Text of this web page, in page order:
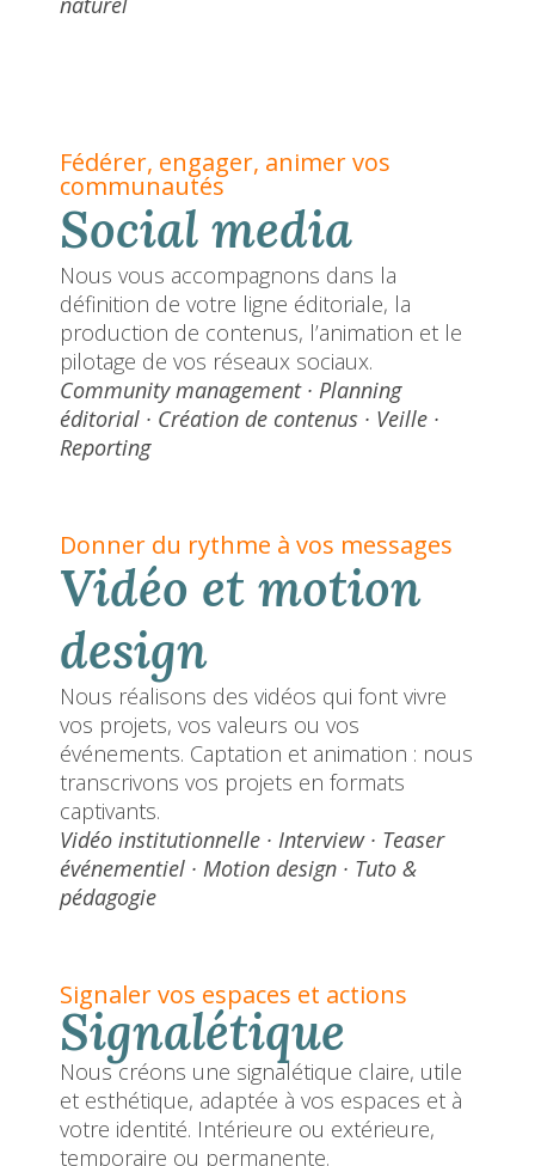
Fédérer, engager, animer vos
communautés
Social media
Nous vous accompagnons dans la
définition de votre ligne éditoriale, la
production de contenus, l’animation et le
pilotage de vos réseaux sociaux.
Community management · Planning
éditorial · Création de contenus · Veille ·
Reporting
Donner du rythme à vos messages
Vidéo et motion
design
Nous réalisons des vidéos qui font vivre
vos projets, vos valeurs ou vos
événements. Captation et animation : nous
transcrivons vos projets en formats
captivants.
Vidéo institutionnelle · Interview · Teaser
événementiel · Motion design · Tuto &
pédagogie
Signaler vos espaces et actions
Signalétique
Nous créons une signalétique claire, utile
et esthétique, adaptée à vos espaces et à
votre identité. Intérieure ou extérieure,
temporaire ou permanente.